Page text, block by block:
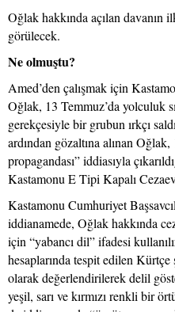
Oğlak hakkında açılan davanın
görülecek.
Ne olmuştu?
Amed’den çalışmak için
Oğlak, 13 Temmuz’da yolculuk
gerekçesiyle bir grubun ırkçı
ardından gözaltına alınan
propagandası” iddiasıyla
Kastamonu E Tipi Kapalı
Kastamonu Cumhuriyet
iddianamede, Oğlak hakkında
için “yabancı dil” ifadesi
hesaplarında tespit edilen
olarak değerlendirilerek delil
yeşil, sarı ve kırmızı renkli bir